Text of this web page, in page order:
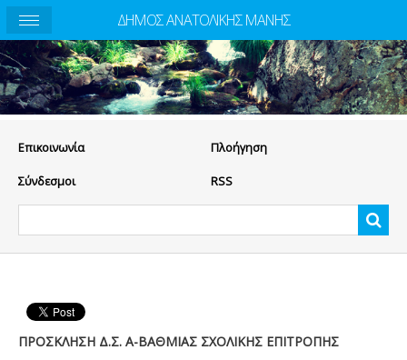
Eπικοινωνία Πλοήγηση
Σύνδεσμοι RSS
ΠΡΟΣΚΛΗΣΗ Δ.Σ. A-ΒΑΘΜΙΑΣ ΣΧΟΛΙΚΗΣ ΕΠΙΤΡΟΠΗΣ
ΔΗΜΟΣ ΑΝΑΤΟΛΙΚΗΣ ΜΑΝΗΣ